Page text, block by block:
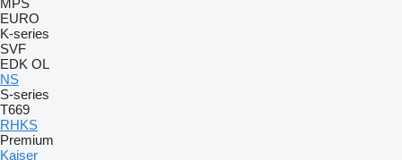
MPS
EURO
K-series
SVF
EDK OL
NS
S-series
T669
RHKS
Premium
Kaiser